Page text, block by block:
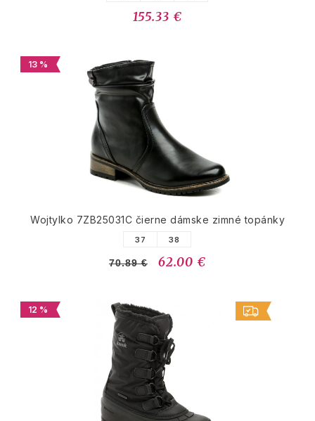
155.33 €
13 %
Wojtylko 7ZB25031C čierne dámske zimné topánky
37 38
70.89 € 62.00 €
12 %